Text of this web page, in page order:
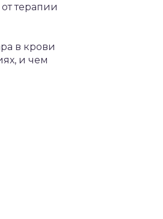
терапии
в крови
и чем